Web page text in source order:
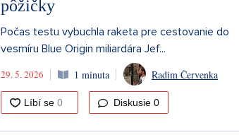
pôžičky
Počas testu vybuchla raketa pre cestovanie do
vesmíru Blue Origin miliardára Jef...
29. 5. 2026 1 minuta Radim Červenka
Diskusie 0